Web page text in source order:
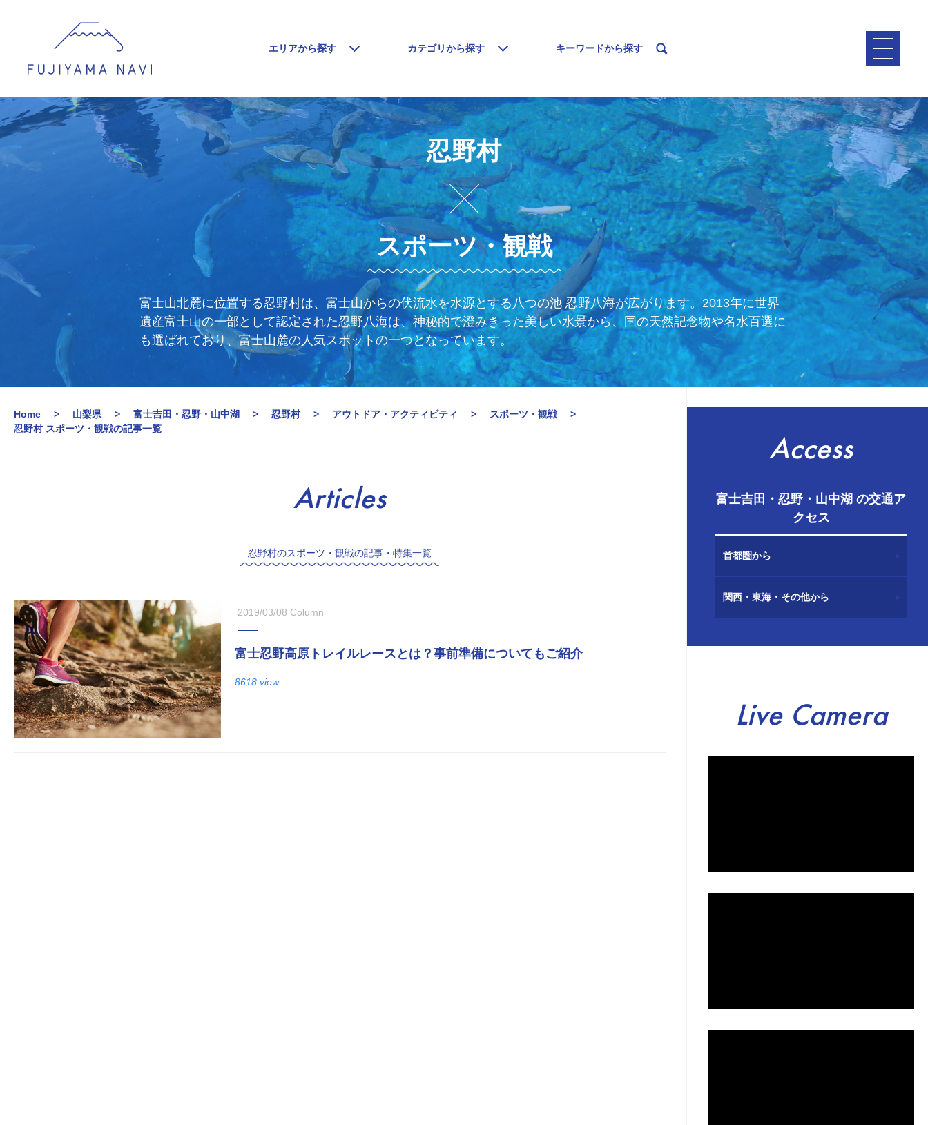
エリアから探す カテゴリから探す キーワードから探す
忍野村
スポーツ・観戦
富士山北麓に位置する忍野村は、富士山からの伏流水を水源とする八つの池 忍野八海が広がります。2013年に世界
遺産富士山の一部として認定された忍野八海は、神秘的で澄みきった美しい水景から、国の天然記念物や名水百選に
も選ばれており、富士山麓の人気スポットの一つとなっています。
Home 山梨県 富士吉田・忍野・山中湖 忍野村 アウトドア・アクティビティ
スポーツ・観戦
忍野村 スポーツ・観戦の記事一覧
Articles
忍野村のスポーツ・観戦の記事・特集一覧
2019/03/08 Column
富士忍野高原トレイルレースとは？事前準備についてもご紹介
8618 view
Access
富士吉田・忍野・山中湖 の交通ア
クセス
首都圏から
関西・東海・その他から
Live Camera